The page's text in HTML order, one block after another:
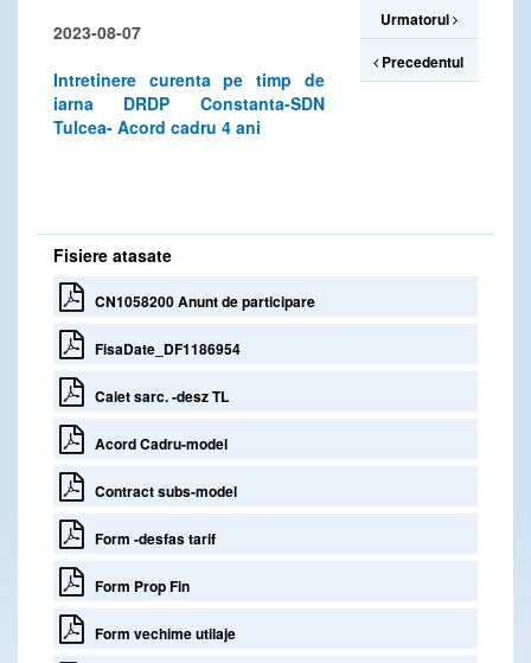
2023-08-07
Intretinere curenta pe timp de
iarna DRDP Constanta-SDN
Tulcea- Acord cadru 4 ani
Urmatorul
Precedentul
Fisiere atasate
CN1058200 Anunt de participare
FisaDate_DF1186954
Caiet sarc. -desz TL
Acord Cadru-model
Contract subs-model
Form -desfas tarif
Form Prop Fin
Form vechime utilaje